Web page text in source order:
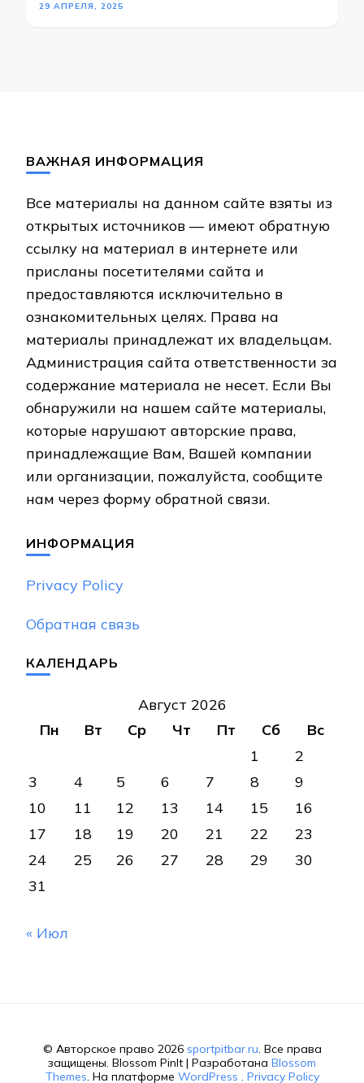
29 АПРЕЛЯ, 2025
ВАЖНАЯ ИНФОРМАЦИЯ
Все материалы на данном сайте взяты из
открытых источников — имеют обратную
ссылку на материал в интернете или
присланы посетителями сайта и
предоставляются исключительно в
ознакомительных целях. Права на
материалы принадлежат их владельцам.
Администрация сайта ответственности за
содержание материала не несет. Если Вы
обнаружили на нашем сайте материалы,
которые нарушают авторские права,
принадлежащие Вам, Вашей компании
или организации, пожалуйста, сообщите
нам через форму обратной связи.
ИНФОРМАЦИЯ
Privacy Policy
Обратная связь
КАЛЕНДАРЬ
Август 2026
Пн
Вт Ср Чт Пт Сб
Вс
1
2
3
4 5 6 7 8
9
10
11 12 13 14 15
16
17
18 19 20 21 22
23
24
25 26 27 28 29
30
31
« Июл
© Авторское право 2026 sportpitbar.ru. Все права
защищены. Blossom PinIt | Разработана Blossom
Themes. На платформе WordPress . Privacy Policy